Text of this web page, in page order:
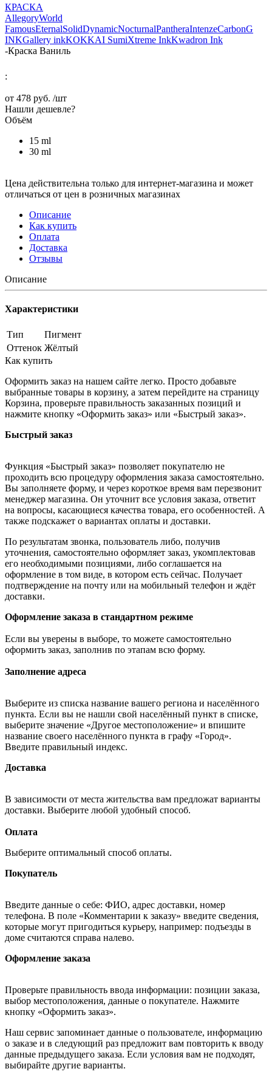
КРАСКА
AllegoryWorld
FamousEternalSolidDynamicNocturnalPantheraIntenzeCarbonG
INKGallery inkKOKKAI SumiXtreme InkKwadron Ink
-Краска Ваниль
:
от 478 руб. /шт
Нашли дешевле?
Объём
15 ml
30 ml
Цена действительна только для интернет-магазина и может
отличаться от цен в розничных магазинах
Описание
Как купить
Оплата
Доставка
Отзывы
Описание
Характеристики
Тип
Пигмент
Оттенок Жёлтый
Как купить
Оформить заказ на нашем сайте легко. Просто добавьте
выбранные товары в корзину, а затем перейдите на страницу
Корзина, проверьте правильность заказанных позиций и
нажмите кнопку «Оформить заказ» или «Быстрый заказ».
Быстрый заказ
Функция «Быстрый заказ» позволяет покупателю не
проходить всю процедуру оформления заказа самостоятельно.
Вы заполняете форму, и через короткое время вам перезвонит
менеджер магазина. Он уточнит все условия заказа, ответит
на вопросы, касающиеся качества товара, его особенностей. А
также подскажет о вариантах оплаты и доставки.
По результатам звонка, пользователь либо, получив
уточнения, самостоятельно оформляет заказ, укомплектовав
его необходимыми позициями, либо соглашается на
оформление в том виде, в котором есть сейчас. Получает
подтверждение на почту или на мобильный телефон и ждёт
доставки.
Оформление заказа в стандартном режиме
Если вы уверены в выборе, то можете самостоятельно
оформить заказ, заполнив по этапам всю форму.
Заполнение адреса
Выберите из списка название вашего региона и населённого
пункта. Если вы не нашли свой населённый пункт в списке,
выберите значение «Другое местоположение» и впишите
название своего населённого пункта в графу «Город».
Введите правильный индекс.
Доставка
В зависимости от места жительства вам предложат варианты
доставки. Выберите любой удобный способ.
Оплата
Выберите оптимальный способ оплаты.
Покупатель
Введите данные о себе: ФИО, адрес доставки, номер
телефона. В поле «Комментарии к заказу» введите сведения,
которые могут пригодиться курьеру, например: подъезды в
доме считаются справа налево.
Оформление заказа
Проверьте правильность ввода информации: позиции заказа,
выбор местоположения, данные о покупателе. Нажмите
кнопку «Оформить заказ».
Наш сервис запоминает данные о пользователе, информацию
о заказе и в следующий раз предложит вам повторить к вводу
данные предыдущего заказа. Если условия вам не подходят,
выбирайте другие варианты.